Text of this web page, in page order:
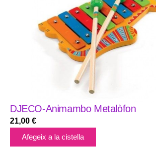
DJECO-Animambo Metalòfon
21,00 €
Afegeix a la cistella